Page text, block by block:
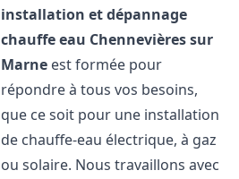
installation et dépannage
chauffe eau Chennevières sur
Marne est formée pour
répondre à tous vos besoins,
que ce soit pour une installation
de chauffe-eau électrique, à gaz
ou solaire. Nous travaillons avec